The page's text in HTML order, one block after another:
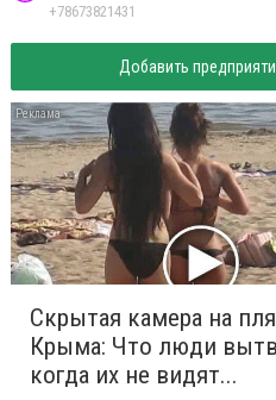
+78673821431
Добавить
Скрытая камера на
Крыма: Что люди
когда их не видят...